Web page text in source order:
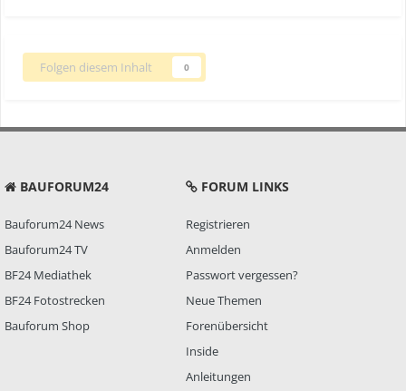
Folgen diesem Inhalt 0
BAUFORUM24
Bauforum24 News
Bauforum24 TV
BF24 Mediathek
BF24 Fotostrecken
Bauforum Shop
FORUM LINKS
Registrieren
Anmelden
Passwort vergessen?
Neue Themen
Forenübersicht
Inside
Anleitungen